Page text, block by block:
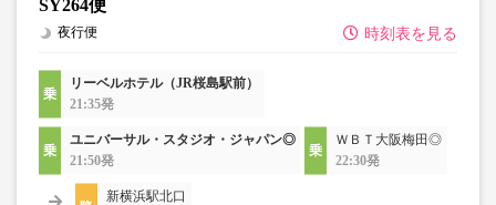
SY264便
時刻表を見る
夜行便
リーベルホテル（JR桜島駅前）
21:35発
ユニバーサル・スタジオ・ジャパン◎
21:50発
ＷＢＴ大阪梅田◎
22:30発
新横浜駅北口